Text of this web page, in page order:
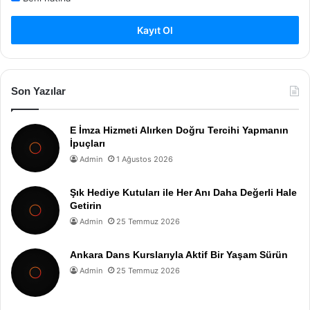
Kayıt Ol
Son Yazılar
E İmza Hizmeti Alırken Doğru Tercihi Yapmanın
İpuçları
Admin 1 Ağustos 2026
Şık Hediye Kutuları ile Her Anı Daha Değerli Hale
Getirin
Admin 25 Temmuz 2026
Ankara Dans Kurslarıyla Aktif Bir Yaşam Sürün
Admin 25 Temmuz 2026